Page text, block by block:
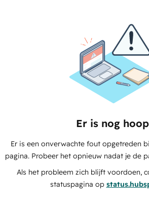
Er is nog
Er is een onverwachte fout opgetreden
pagina. Probeer het opnieuw nadat je de
Als het probleem zich blijft voordoen,
statuspagina op